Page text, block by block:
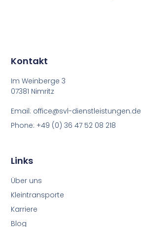
Links
Über uns
Kleintransporte
Karriere
Blog
Kontakt
Im Weinberge 3
07381 Nimritz
Email: office@svl-dienstleistungen.de
Phone: +49 (0) 36 47 52 08 218